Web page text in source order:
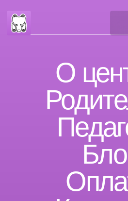
Родителям
Педагоги
Блог
Оплата
Контакты
м. Профсоюзная, ул.
Архитектора Власова, 6
Сведения об образовательной
организации